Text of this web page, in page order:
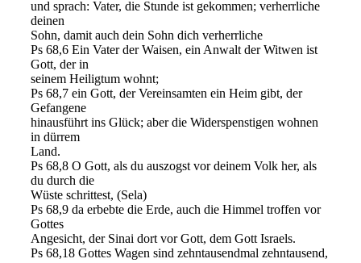
und sprach: Vater, die Stunde ist gekommen; verherrliche
deinen
Sohn, damit auch dein Sohn dich verherrliche
Ps 68,6 Ein Vater der Waisen, ein Anwalt der Witwen ist
Gott, der in
seinem Heiligtum wohnt;
Ps 68,7 ein Gott, der Vereinsamten ein Heim gibt, der
Gefangene
hinausführt ins Glück; aber die Widerspenstigen wohnen
in dürrem
Land.
Ps 68,8 O Gott, als du auszogst vor deinem Volk her, als
du durch die
Wüste schrittest, (Sela)
Ps 68,9 da erbebte die Erde, auch die Himmel troffen vor
Gottes
Angesicht, der Sinai dort vor Gott, dem Gott Israels.
Ps 68,18 Gottes Wagen sind zehntausendmal zehntausend,